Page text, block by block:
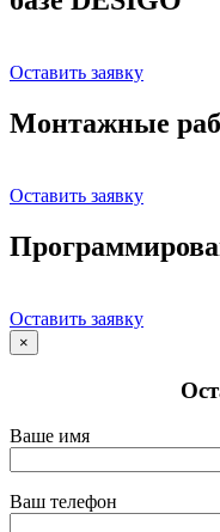
Оставить заявку
Монтажные
Оставить заявку
Оставить заявку
×
Ваше имя
Ваш телефон